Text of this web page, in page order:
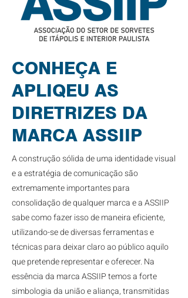
CONHEÇA E
APLIQEU AS
DIRETRIZES DA
MARCA ASSIIP
A construção sólida de uma identidade visual
e a estratégia de comunicação são
extremamente importantes para
consolidação de qualquer marca e a ASSIIP
sabe como fazer isso de maneira eficiente,
utilizando-se de diversas ferramentas e
técnicas para deixar claro ao público aquilo
que pretende representar e oferecer. Na
essência da marca ASSIIP temos a forte
simbologia da união e aliança, transmitidas